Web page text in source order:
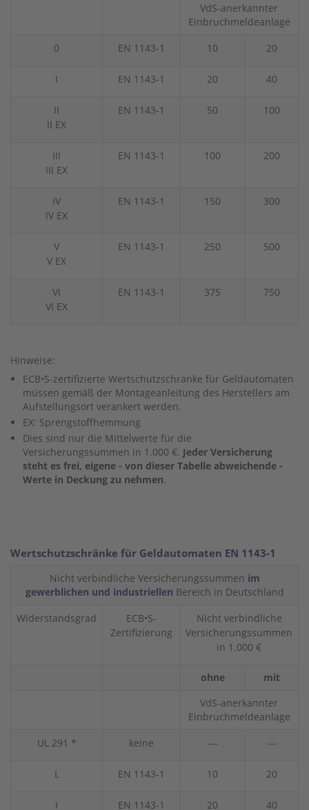
VdS-anerkannter
Einbruchmeldeanlage
0
EN 1143-1 10 20
I EN 1143-1 20 40
II
II EX
EN 1143-1 50 100
III
III EX
EN 1143-1 100 200
IV
IV EX
EN 1143-1 150 300
V
V EX
EN 1143-1 250 500
VI
VI EX
EN 1143-1 375 750
Hinweise:
ECB•S-zertifizierte Wertschutzschränke für Geldautomaten
müssen gemäß der Montageanleitung des Herstellers am
Aufstellungsort verankert werden.
EX: Sprengstoffhemmung
Dies sind nur die Mittelwerte für die
Versicherungssummen in 1.000 €. Jeder Versicherung
steht es frei, eigene - von dieser Tabelle abweichende -
Werte in Deckung zu nehmen.
Wertschutzschränke für Geldautomaten EN 1143-1
Nicht verbindliche Versicherungssummen im
gewerblichen und industriellen Bereich in Deutschland
Widerstandsgrad
ECB•S-
Zertifizierung
Nicht verbindliche
Versicherungssummen
in 1.000 €
ohne
mit
VdS-anerkannter
Einbruchmeldeanlage
UL 291 *
keine --- ---
L EN 1143-1 10 20
I EN 1143-1 20 40